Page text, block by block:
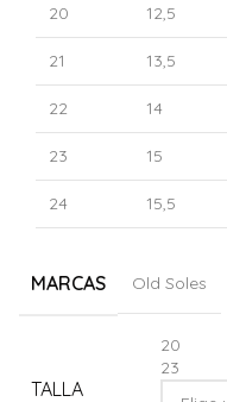
20 12,5
21 13,5
22 14
23 15
24 15,5
MARCAS Old Soles
TALLA
20
23